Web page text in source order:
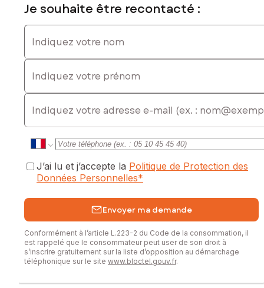
Je souhaite être recontacté :
Indiquez votre nom
Indiquez votre prénom
E-mail
J’ai lu et j’accepte la Politique de Protection des
Données Personnelles*
Envoyer ma demande
Conformément à l’article L.223-2 du Code de la consommation, il
est rappelé que le consommateur peut user de son droit à
s’inscrire gratuitement sur la liste d’opposition au démarchage
téléphonique sur le site www.bloctel.gouv.fr.